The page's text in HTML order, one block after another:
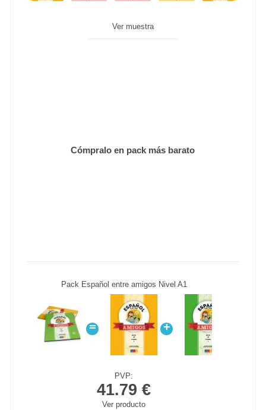
Ver muestra
Cómpralo en pack más barato
Pack Español entre amigos Nivel A1
= +
PVP:
41.79 €
Ver producto